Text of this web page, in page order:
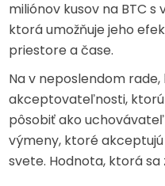
miliónov kusov na BTC
ktorá umožňuje jeho
priestore a čase.
Na v neposlendom
akceptovateľnosti, ktorú
pôsobiť ako
výmeny, ktoré
svete. Hodnota, ktorá